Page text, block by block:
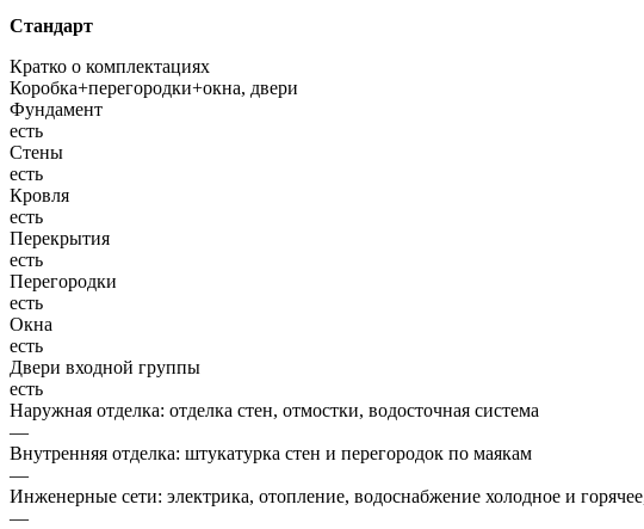
Стандарт
Кратко о комплектациях
Коробка+перегородки+окна, двери
Фундамент
есть
Стены
есть
Кровля
есть
Перекрытия
есть
Перегородки
есть
Окна
есть
Двери входной группы
есть
Наружная отделка: отделка стен, отмостки, водосточная система
—
Внутренняя отделка: штукатурка стен и перегородок по маякам
—
Инженерные сети: электрика, отопление, водоснабжение холодное и
—